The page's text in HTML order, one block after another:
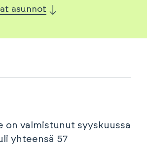
asunnot
on valmistunut syyskuussa
yhteensä 57